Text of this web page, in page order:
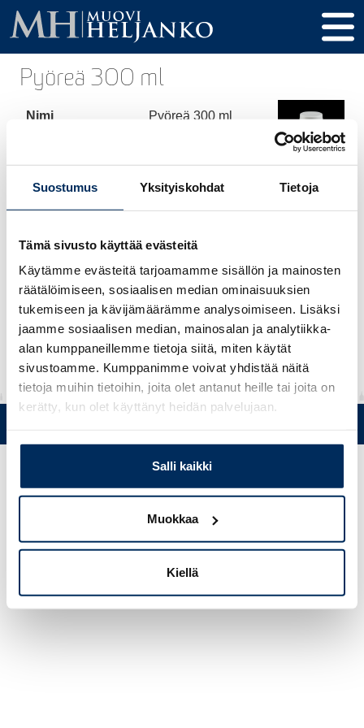
Suostumus Yksityiskohdat Tietoja
Tämä sivusto käyttää evästeitä
Käytämme evästeitä tarjoamamme sisällön ja mainosten
räätälöimiseen, sosiaalisen median ominaisuuksien
tukemiseen ja kävijämäärämme analysoimiseen. Lisäksi
jaamme sosiaalisen median, mainosalan ja analytiikka-
alan kumppaneillemme tietoja siitä, miten käytät
sivustoamme. Kumppanimme voivat yhdistää näitä
tietoja muihin tietoihin, joita olet antanut heille tai joita on
kerätty, kun olet käyttänyt heidän palvelujaan.
Salli kaikki
Muokkaa
Kiellä
Pyöreä 300 ml
Nimi Pyöreä 300 ml
Tilavuus 300 ml
Korkeus 120 mm
Halkaisija 65 mm
Kierre / Tulppa 32 mm
Materiaali HDPE
Puh. +358 (0)19 5215 200 • Mustanlähteentie 5, FIN 07230 Askola